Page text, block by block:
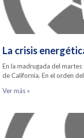
La crisis
En la madrugada del
de California. En el orden
Ver más »